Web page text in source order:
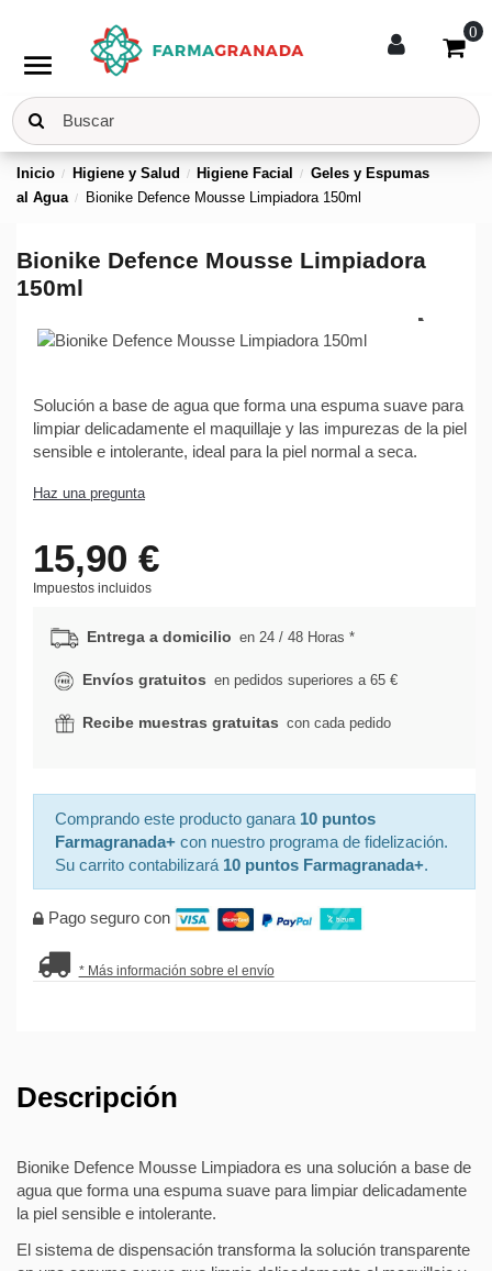
menu
0
Inicio Higiene y Salud Higiene Facial
Geles y Espumas
al Agua
Bionike Defence Mousse Limpiadora 150ml
Bionike Defence Mousse Limpiadora
150ml
Solución a base de agua que forma una espuma suave para
limpiar delicadamente el maquillaje y las impurezas de la piel
sensible e intolerante, ideal para la piel normal a seca.
Haz una pregunta
15,90 €
Impuestos incluidos
Entrega a domicilio en 24 / 48 Horas *
Envíos gratuitos en pedidos superiores a 65 €
Recibe muestras gratuitas con cada pedido
Comprando este producto ganara 10 puntos
Farmagranada+con nuestro programa de fidelización.
Su carrito contabilizará 10 puntos Farmagranada+.
Pago seguro con
* Más información sobre el envío
Descripción
Bionike Defence Mousse Limpiadora es una solución a base de
agua que forma una espuma suave para limpiar delicadamente
la piel sensible e intolerante.
El sistema de dispensación transforma la solución transparente